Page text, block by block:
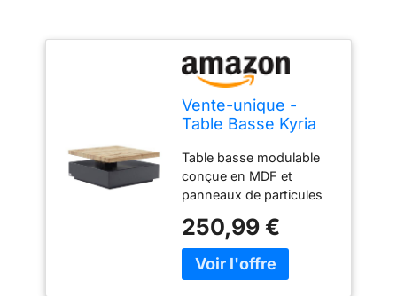
Vente-unique -
Table Basse Kyria
+ Plateau pivotant
en MDF Coloris
Anthracite et
chêne, Design
Contemporain
modulable,
Rangement Discret
Table basse modulable
conçue en MDF et
panneaux de particules
élégant gris anthracite à
un bois naturel clair. Son
design contemporain
250,99 €